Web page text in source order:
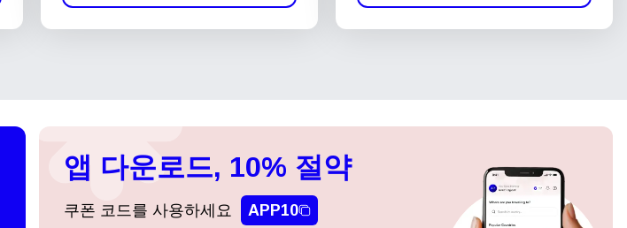
앱 다운로드, 10% 절약
쿠폰 코드를 사용하세요
APP10